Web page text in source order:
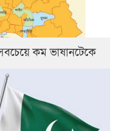
কম ভাষানটেকে